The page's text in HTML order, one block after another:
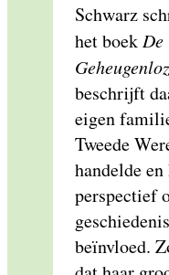
Schwarz
het boekDe
beschrijft
eigen
Tweede
handelde
perspectief
beïnvloed.